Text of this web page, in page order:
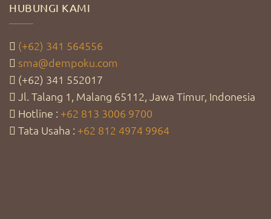
HUBUNGI KAMI
(+62) 341 564556
sma@dempoku.com
(+62) 341 552017
Jl. Talang 1, Malang 65112, Jawa Timur, Indonesia
Hotline : +62 813 3006 9700
Tata Usaha : +62 812 4974 9964